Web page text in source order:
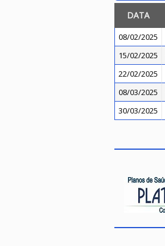
DATA
08/02/2025
15/02/2025
22/02/2025
08/03/2025
30/03/2025